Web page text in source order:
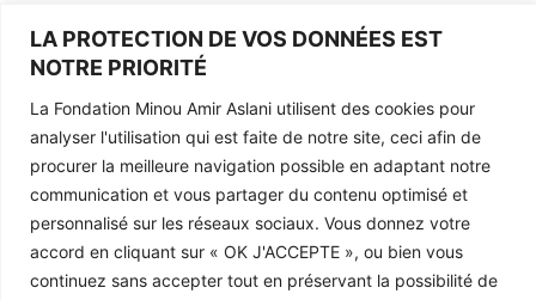
LA PROTECTION DE VOS DONNÉES EST
NOTRE PRIORITÉ
La Fondation Minou Amir Aslani utilisent des cookies pour
analyser l'utilisation qui est faite de notre site, ceci afin de
procurer la meilleure navigation possible en adaptant notre
communication et vous partager du contenu optimisé et
personnalisé sur les réseaux sociaux. Vous donnez votre
accord en cliquant sur « OK J'ACCEPTE », ou bien vous
continuez sans accepter tout en préservant la possibilité de
Legal Information
La fondation
Contact